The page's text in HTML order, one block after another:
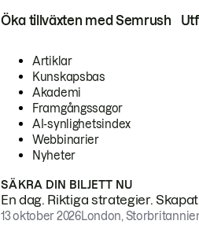
Öka tillväxten med Semrush
Artiklar
Kunskapsbas
Akademi
Framgångssagor
AI-synlighetsindex
Webbinarier
Nyheter
SÄKRA DIN BILJETT NU
En dag. Riktiga strategier.
13 oktober 2026London,